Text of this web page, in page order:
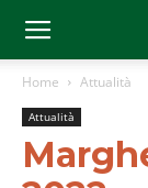
Home Attualità
Attualità